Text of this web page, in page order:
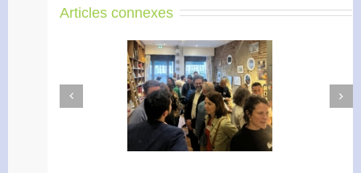
Articles connexes
Accélérateur de
l’engagement
Previous
Next